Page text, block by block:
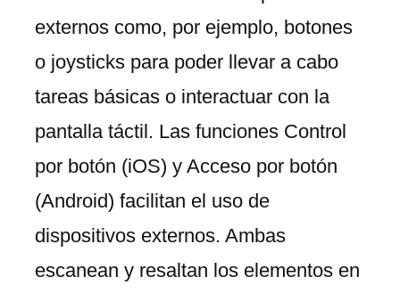
externos como, por ejemplo, botones
o joysticks para poder llevar a cabo
tareas básicas o interactuar con la
pantalla táctil. Las funciones Control
por botón (iOS) y Acceso por botón
(Android) facilitan el uso de
dispositivos externos. Ambas
escanean y resaltan los elementos en